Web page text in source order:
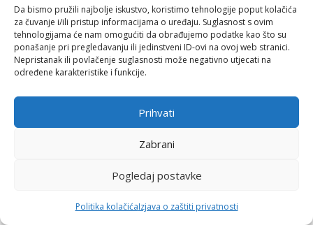
Da bismo pružili najbolje iskustvo, koristimo tehnologije poput kolačića
za čuvanje i/ili pristup informacijama o uređaju. Suglasnost s ovim
tehnologijama će nam omogućiti da obrađujemo podatke kao što su
ponašanje pri pregledavanju ili jedinstveni ID-ovi na ovoj web stranici.
Nepristanak ili povlačenje suglasnosti može negativno utjecati na
određene karakteristike i funkcije.
Prihvati
Zabrani
Pogledaj postavke
Politika kolačićaIzjava o zaštiti privatnosti
Mornar Vedran
dr. sc.
Redoviti član
MrnjavacEdna Prof. dr. sc. Redoviti član
Prof. dr. sc.
Mario
sc.